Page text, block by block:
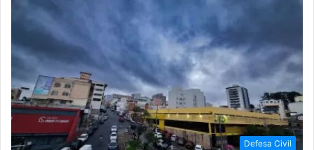
Defesa Civil